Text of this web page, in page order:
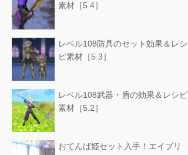
素材［5.4］
レベル108防具のセット効果＆レシ
ピ素材［5.3］
レベル108武器・盾の効果＆レシピ
素材［5.2］
おてんば姫セット入手！エイプリ